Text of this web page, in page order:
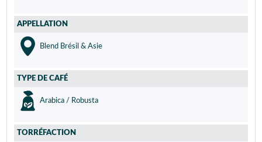
APPELLATION
Blend Brésil & Asie
TYPE DE CAFÉ
Arabica / Robusta
TORRÉFACTION